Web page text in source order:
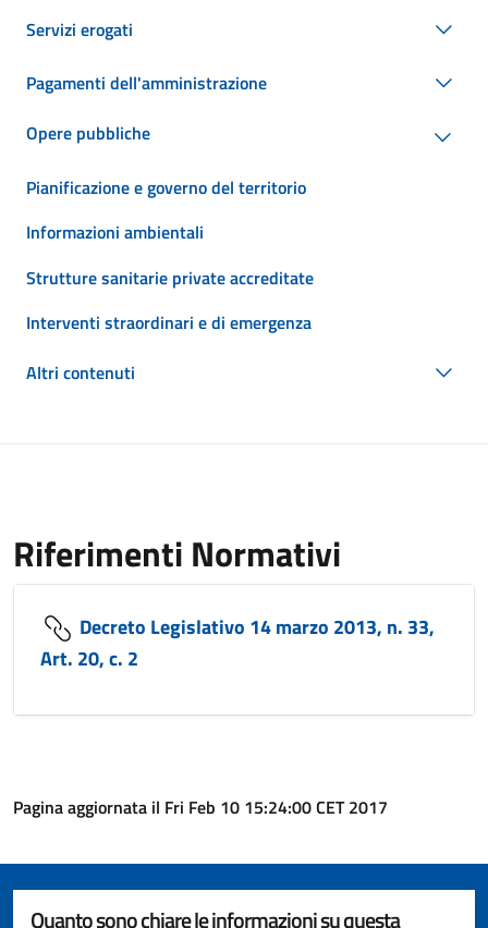
Servizi erogati
Pagamenti dell'amministrazione
Opere pubbliche
Pianificazione e governo del territorio
Informazioni ambientali
Strutture sanitarie private accreditate
Interventi straordinari e di emergenza
Altri contenuti
Riferimenti Normativi
Decreto Legislativo 14 marzo 2013, n. 33,
Art. 20, c. 2
Pagina aggiornata il Fri Feb 10 15:24:00 CET 2017
Quanto sono chiare le informazioni su questa